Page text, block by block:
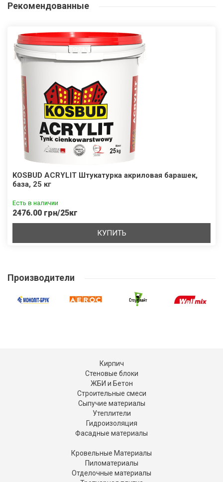
Рекомендованные
KOSBUD ACRYLIT Штукатурка акриловая барашек,
база, 25 кг
Есть в наличии
2476.00 грн/25кг
КУПИТЬ
Производители
Кирпич
Стеновые блоки
ЖБИ и Бетон
Строительные смеси
Сыпучие материалы
Утеплители
Гидроизоляция
Фасадные материалы
Кровельные Материалы
Пиломатериалы
Отделочные материалы